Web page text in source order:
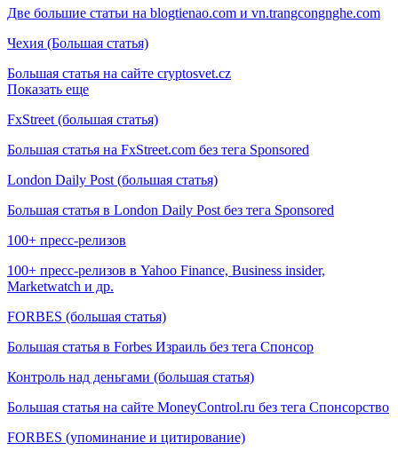
Две большие статьи на blogtienao.com и vn.trangcongnghe.com
Чехия (Большая статья)
Большая статья на сайте cryptosvet.cz
Показать еще
FxStreet (большая статья)
Большая статья на FxStreet.com без тега Sponsored
London Daily Post (большая статья)
Большая статья в London Daily Post без тега Sponsored
100+ пресс-релизов
100+ пресс-релизов в Yahoo Finance, Business insider,
Marketwatch и др.
FORBES (большая статья)
Большая статья в Forbes Израиль без тега Спонсор
Контроль над деньгами (большая статья)
Большая статья на сайте MoneyControl.ru без тега Спонсорство
FORBES (упоминание и цитирование)